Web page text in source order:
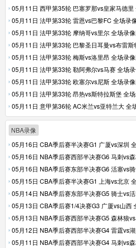
05月11日 西甲第35轮 巴塞罗那vs皇家马德里
05月11日 法甲第33轮 雷恩vs巴黎FC 全场录
05月11日 法甲第33轮 摩纳哥vs里尔 全场录
05月11日 法甲第33轮 巴黎圣日耳曼vs布雷斯
05月11日 法甲第33轮 梅斯vs洛里昂 全场录
05月11日 法甲第33轮 勒阿弗尔vs马赛 全场
05月11日 法甲第33轮 欧塞尔vs尼斯 全场录
05月11日 法甲第33轮 昂热vs斯特拉斯堡 全
05月11日 意甲第36轮 AC米兰vs亚特兰大 全
NBA录像
05月16日 CBA季后赛半决赛G1 广厦vs深圳
05月16日 NBA季后赛西部半决赛G6 马刺vs
05月16日 NBA季后赛东部半决赛G6 活塞vs
05月15日 CBA季后赛半决赛G1 上海vs北京
05月14日 NBA季后赛东部半决赛G5 骑士vs
05月13日 CBA季后赛1/4决赛G3 广厦vs山西
05月13日 NBA季后赛西部半决赛G5 森林狼
05月12日 NBA季后赛西部半决赛G4 雷霆vs
05月11日 NBA季后赛西部半决赛G4 马刺vs